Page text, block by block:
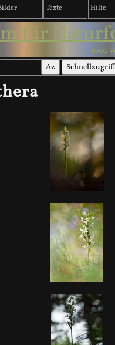
Texte Hilfe
für
1000
Az Schnellzugriff